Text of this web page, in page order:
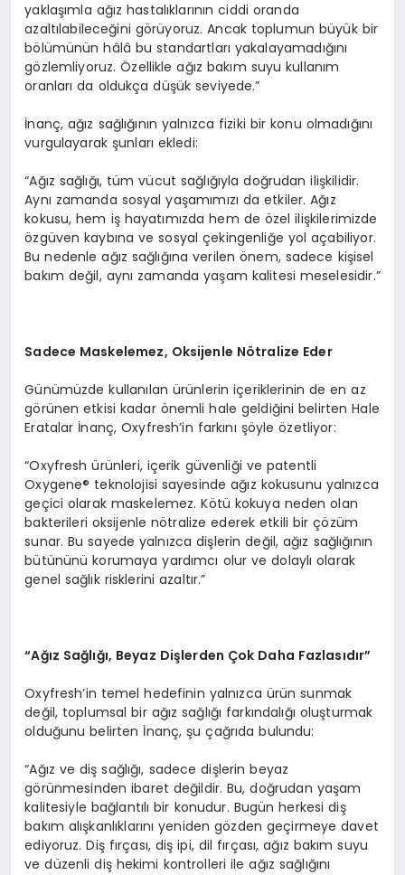
yaklaşımla ağız hastalıklarının ciddi oranda
azaltılabileceğini görüyoruz. Ancak toplumun büyük bir
bölümünün hâlâ bu standartları yakalayamadığını
gözlemliyoruz. Özellikle ağız bakım suyu kullanım
oranları da oldukça düşük seviyede.”
İnanç, ağız sağlığının yalnızca fiziki bir konu olmadığını
vurgulayarak şunları ekledi:
“Ağız sağlığı, tüm vücut sağlığıyla doğrudan ilişkilidir.
Aynı zamanda sosyal yaşamımızı da etkiler. Ağız
kokusu, hem iş hayatımızda hem de özel ilişkilerimizde
özgüven kaybına ve sosyal çekingenliğe yol açabiliyor.
Bu nedenle ağız sağlığına verilen önem, sadece kişisel
bakım değil, aynı zamanda yaşam kalitesi meselesidir.”
Sadece Maskelemez, Oksijenle Nötralize Eder
Günümüzde kullanılan ürünlerin içeriklerinin de en az
görünen etkisi kadar önemli hale geldiğini belirten Hale
Eratalar İnanç, Oxyfresh’in farkını şöyle özetliyor:
“Oxyfresh ürünleri, içerik güvenliği ve patentli
Oxygene® teknolojisi sayesinde ağız kokusunu yalnızca
geçici olarak maskelemez. Kötü kokuya neden olan
bakterileri oksijenle nötralize ederek etkili bir çözüm
sunar. Bu sayede yalnızca dişlerin değil, ağız sağlığının
bütününü korumaya yardımcı olur ve dolaylı olarak
genel sağlık risklerini azaltır.”
“Ağız Sağlığı, Beyaz Dişlerden Çok Daha Fazlasıdır”
Oxyfresh’in temel hedefinin yalnızca ürün sunmak
değil, toplumsal bir ağız sağlığı farkındalığı oluşturmak
olduğunu belirten İnanç, şu çağrıda bulundu:
“Ağız ve diş sağlığı, sadece dişlerin beyaz
görünmesinden ibaret değildir. Bu, doğrudan yaşam
kalitesiyle bağlantılı bir konudur. Bugün herkesi diş
bakım alışkanlıklarını yeniden gözden geçirmeye davet
ediyoruz. Diş fırçası, diş ipi, dil fırçası, ağız bakım suyu
ve düzenli diş hekimi kontrolleri ile ağız sağlığını